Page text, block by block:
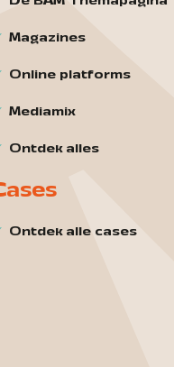
Magazines
Online platforms
Mediamix
Ontdek alles
Ontdek alle cases